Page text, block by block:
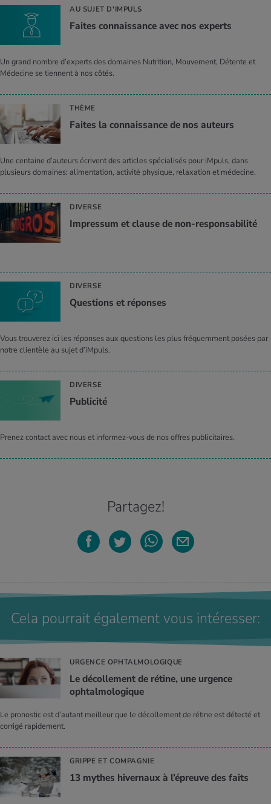
AU SUJET D'IMPULS
Faites connais­sance avec nos experts
Un grand nombre d’experts des domaines Nutrition, Mouvement, Détente et
Médecine se tiennent à nos côtés.
THÈME
Faites la connais­sance de nos auteurs
Une centaine d’auteurs écrivent des articles spécialisés pour iMpuls, dans
plusieurs domaines: alimentation, activité physique, relaxation et médecine.
DIVERSE
Impres­sum et clause de non-res­pon­sa­bi­lité
DIVERSE
Ques­tions et réponses
Vous trouverez ici les réponses aux questions les plus fréquemment posées par
notre clientèle au sujet d’iMpuls.
DIVERSE
Publi­cité
Prenez contact avec nous et informez-vous de nos offres publicitaires.
Partagez!
Cela pourrait également vous intéresser:
URGENCE OPHTALMOLOGIQUE
Le décollement de rétine, une urgence
ophtalmologique
Le pronostic est d’autant meilleur que le décollement de rétine est détecté et
corrigé rapidement.
GRIPPE ET COMPAGNIE
13 mythes hivernaux à l’épreuve des faits